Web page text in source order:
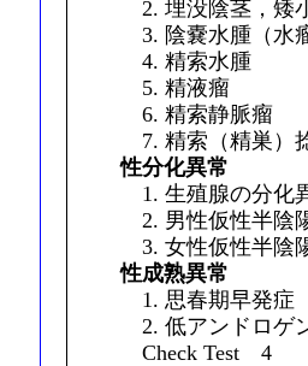
2. 埋没陰茎，矮
3. 陰嚢水腫（水
4. 精索水腫
5. 精液瘤
6. 精索静脈瘤
7. 精索（精巣）捻
性分化異常
1. 生殖腺の分化
2. 男性仮性半陰
3. 女性仮性半陰
性成熟異常
1. 思春期早発症
2. 低アンドロゲ
Check Test 4